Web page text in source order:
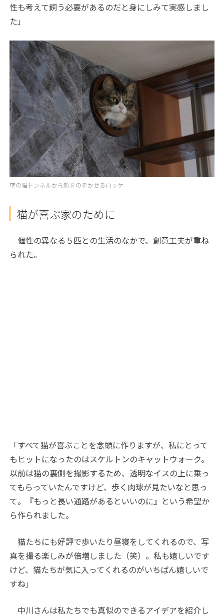
性も考えて飼う必要があるのだと身にしみて実感しまし
た」
壁の猫トンネルから顔をのぞかせるロッケ
猫が喜ぶ家のために
個性の異なる５匹との生活のなかで、創意工夫が重ね
られた。
「すべて猫が喜ぶことを念頭に作りますが、私にとって
もヒットになったのはスケルトンのキャットウォーク。
以前は猫の裏側を撮影するため、透明なイスの上に乗っ
てもらっていたんですけど、歩く肉球が見たいなと思っ
て。『もっと長い通路があるといいのに』という希望か
ら作られました。
猫たちにも好評で歩いたり昼寝をしてくれるので、写
真を撮る楽しみが倍増しました（笑）。私も嬉しいです
けど、猫たちが気に入ってくれるのがいちばん嬉しいで
すね」
中川さんは私たちでも真似のできるアイデアを紹介し